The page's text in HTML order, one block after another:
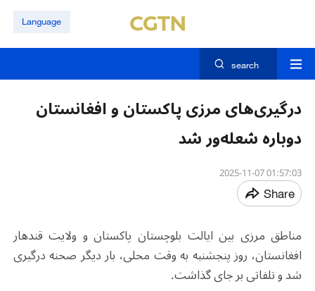
Language
search
درگیری‌های مرزی پاکستان و افغانستان
دوباره شعله‌ور شد
01:57:03 2025-11-07
Share
مناطق مرزی بین ایالت بلوچستان پاکستان و ولایت قندهار
افغانستان، روز پنجشنبه به وقت محلی، بار دیگر صحنه درگیری
شد و تلفاتی بر جای گذاشت.